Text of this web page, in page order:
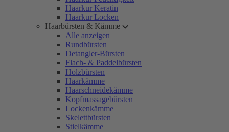
Haarkur Keratin
Haarkur Locken
Haarbürsten & Kämme
Alle anzeigen
Rundbürsten
Detangler-Bürsten
Flach- & Paddelbürsten
Holzbürsten
Haarkämme
Haarschneidekämme
Kopfmassagebürsten
Lockenkämme
Skelettbürsten
Stielkämme